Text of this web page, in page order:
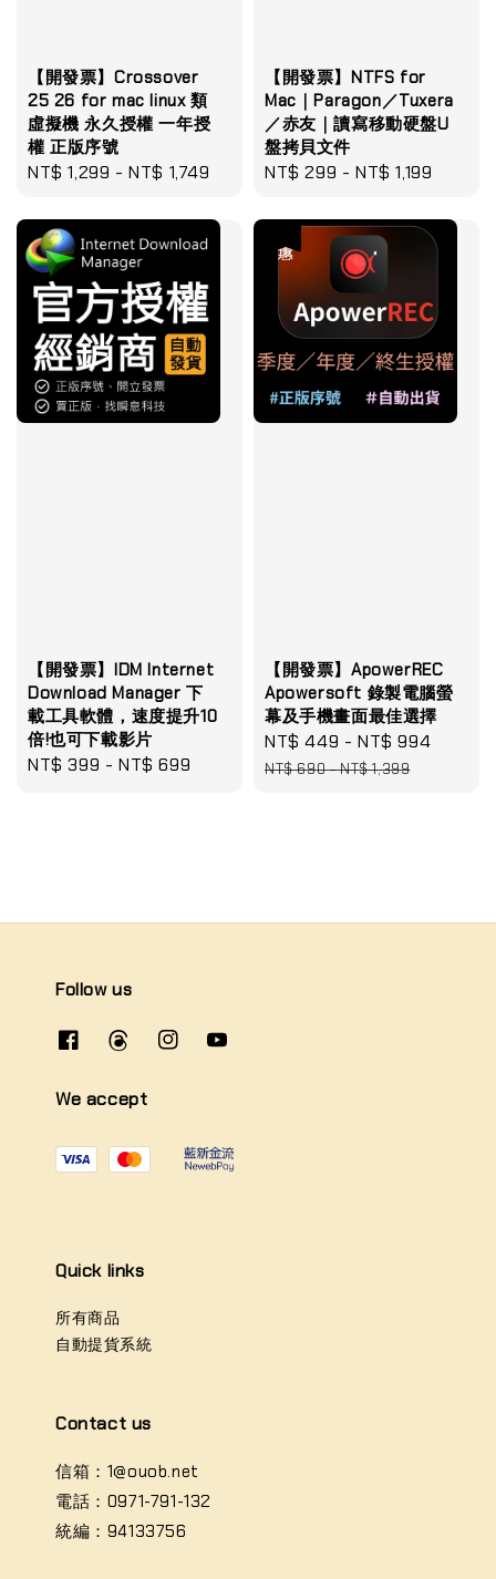
【開發票】Crossover
25 26 for mac linux 類
虛擬機 永久授權 一年授
權 正版序號
Regular
NT$ 1,299 -NT$ 1,749
【開發票】NTFS for
Mac｜Paragon／Tuxera
／赤友｜讀寫移動硬盤U
盤拷貝文件
Regular
NT$ 299 -NT$ 1,199
【開發票】IDM Internet
Download Manager 下
載工具軟體，速度提升10
倍!也可下載影片
Regular
NT$ 399 -NT$ 699
【開發票】ApowerREC
Apowersoft 錄製電腦螢
幕及手機畫面最佳選擇
Sale
price
NT$ 449 -NT$ 994
NT$ 690-NT$ 1,399
Follow us
We accept
Quick links
所有商品
自動提貨系統
Contact us
信箱：1@ouob.net
電話：0971-791-132
統編：94133756